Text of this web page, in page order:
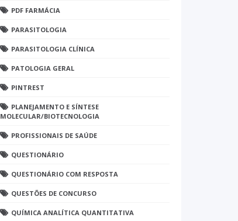
PDF FARMÁCIA
PARASITOLOGIA
PARASITOLOGIA CLÍNICA
PATOLOGIA GERAL
PINTREST
PLANEJAMENTO E SÍNTESE
MOLECULAR/BIOTECNOLOGIA
PROFISSIONAIS DE SAÚDE
QUESTIONÁRIO
QUESTIONÁRIO COM RESPOSTA
QUESTÕES DE CONCURSO
QUÍMICA ANALÍTICA QUANTITATIVA